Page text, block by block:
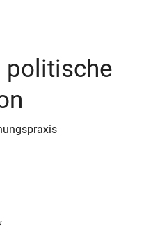
politische